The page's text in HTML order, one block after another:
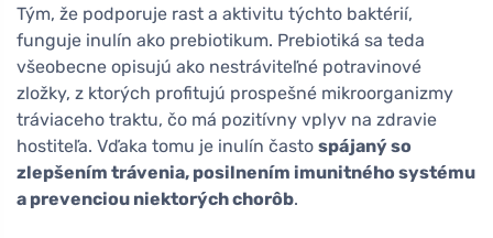
Tým, že podporuje rast a aktivitu týchto baktérií,
funguje inulín ako prebiotikum. Prebiotiká sa teda
všeobecne opisujú ako nestráviteľné potravinové
zložky, z ktorých profitujú prospešné mikroorganizmy
tráviaceho traktu, čo má pozitívny vplyv na zdravie
hostiteľa. Vďaka tomu je inulín často spájaný so
zlepšením trávenia, posilnením imunitného systému
a prevenciou niektorých chorôb.